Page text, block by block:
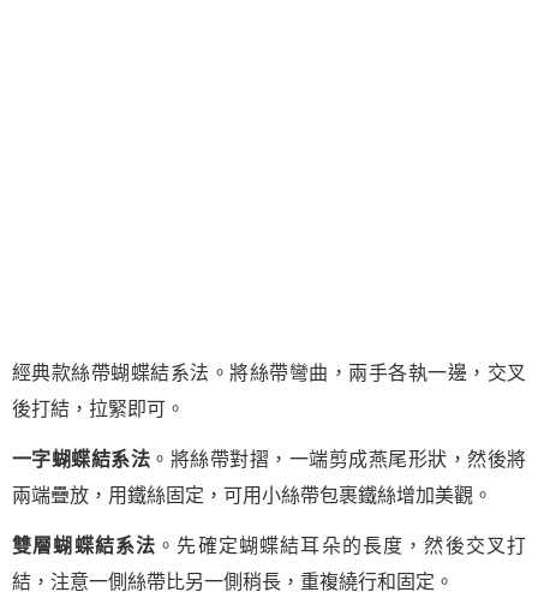
經典款絲帶蝴蝶結系法。將絲帶彎曲，兩手各執一邊，交叉
後打結，拉緊即可。
一字蝴蝶結系法 。將絲帶對摺，一端剪成燕尾形狀，然後將
兩端疊放，用鐵絲固定，可用小絲帶包裹鐵絲增加美觀。
雙層蝴蝶結系法 。先確定蝴蝶結耳朵的長度，然後交叉打
結，注意一側絲帶比另一側稍長，重複繞行和固定。